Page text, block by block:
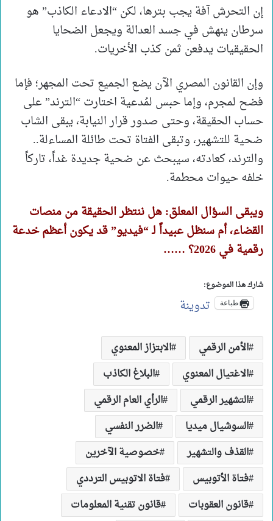
إن التحرش آفة يجب بترها، لكن “الادعاء الكاذب” هو
سرطان ينهش في جسد العدالة ويجعل الضحايا
الحقيقيات يدفعن ثمن كذب الأخريات.
وإن القانون المصري الآن يضع الجميع تحت المجهر؛ فإما
فضح لمجرم، وإما حبس لمُدعية اختارت “الترند” على
حساب الحقيقة، وحتى صدور قرار النيابة، يبقى الشاب
ضحية للتشهير، وتبقى الفتاة تحت طائلة المساءلة..
والترند، كعادته، سيبحث عن ضحية جديدة غداً، تاركاً
خلفه حيوات محطمة.
ويبقى السؤال المعلق: هل ننتظر الحقيقة من منصات
القضاء، أم سنظل عبيداً لـ “فيديو” قد يكون أعظم خدعة
رقمية في 2026؟ ……
شارك هذا الموضوع:
طباعة تدوينة
الأمن الرقمي
الابتزاز المعنوي
الاغتيال المعنوي
البلاغ الكاذب
التشهير الرقمي
الرأي العام الرقمي
السوشيال ميديا
الضرر النفسي
القذف والتشهير
خصوصية الآخرين
فتاة الأتوبيس
فتاة الاتوبيس الترددي
قانون العقوبات
قانون تقنية المعلومات